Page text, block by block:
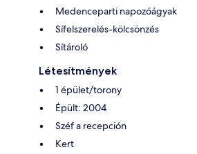
Medenceparti napozóágyak
Sífelszerelés-kölcsönzés
Sítároló
Létesítmények
1 épület/torony
Épült: 2004
Széf a recepción
Kert